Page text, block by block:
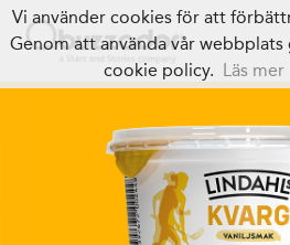
Vi använder cookies för att
Genom att använda vår
cookie policy. Läs mer